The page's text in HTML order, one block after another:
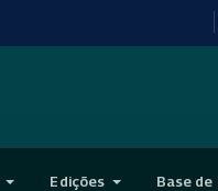
Edições Base